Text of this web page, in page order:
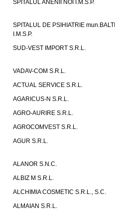
SPITALUL ANENII NOI I.M.S.P.
SPITALUL DE PSIHIATRIE mun.BALTI
I.M.S.P.
SUD-VEST IMPORT S.R.L.
VADAV-COM S.R.L.
ACTUAL SERVICE S.R.L.
AGARICUS-N S.R.L.
AGRO-AURIRE S.R.L.
AGROCOMVEST S.R.L.
AGUR S.R.L.
ALANOR S.N.C.
ALBIZ M S.R.L.
ALCHIMIA COSMETIC S.R.L., S.C.
ALMAIAN S.R.L.